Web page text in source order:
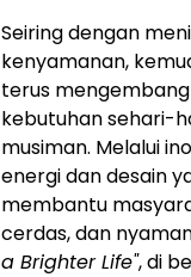
Seiring dengan
kenyamanan,
terus
kebutuhan sehari-
musiman. Melalui
energi dan desain
membantu
cerdas, dan
a Brighter Life", di